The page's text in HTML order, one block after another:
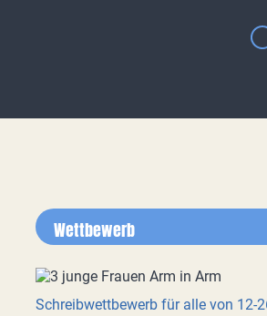
Wettbewerb
Schreibwettbewerb für alle von 12-